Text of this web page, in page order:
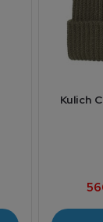
Kulich